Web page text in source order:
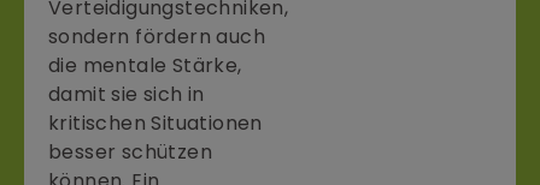
Verteidigungstechniken,
sondern fördern auch
die mentale Stärke,
damit sie sich in
kritischen Situationen
besser schützen